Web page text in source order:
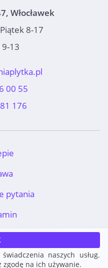
Włocławek
8-17
9-13
00 55
176
pytania
2011-2026
naszych usług.
zgodę na ich używanie.